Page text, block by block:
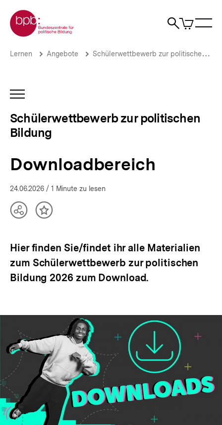
zum
Seiteninhalt
springen
Zur Startseite der bpb
Suche
Artikel
im
Downloadbereich
politischen
Bildung
bpb.de
Brotkrümelnavigation
Pfadnavigation
Lernen Angebote Schülerwettbewerb zur politischen Bildung
INHALTSNAVIGATION
Schülerwettbewerb zur politischen
Bildung
Downloadbereich
24.06.2026 / 1 Minute zu lesen
TeilenInhalt
Hier finden Sie/findet ihr alle Materialien
zum Schülerwettbewerb zur politischen
Bildung 2026 zum Download.